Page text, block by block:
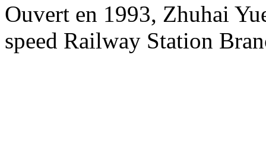
Ouvert en 1993, Zhuhai
speed Railway Station